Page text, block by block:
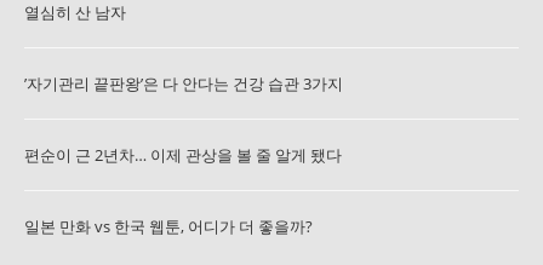
열심히 산 남자
’자기관리 끝판왕’은 다 안다는 건강 습관 3가지
편순이 근 2년차… 이제 관상을 볼 줄 알게 됐다
일본 만화 vs 한국 웹툰, 어디가 더 좋을까?